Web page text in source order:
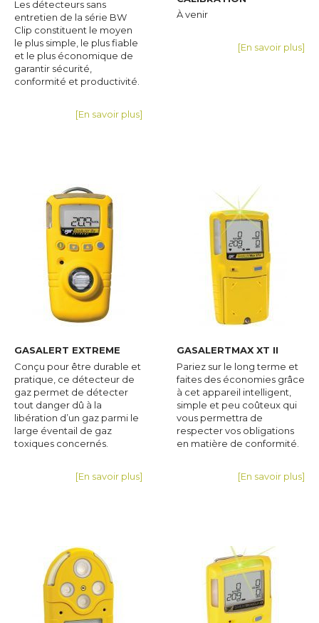
Les détecteurs sans
entretien de la série BW
Clip constituent le moyen
le plus simple, le plus fiable
et le plus économique de
garantir sécurité,
conformité et productivité.
[En savoir plus]
À venir
[En savoir plus]
GASALERT EXTREME
Conçu pour être durable et
pratique, ce détecteur de
gaz permet de détecter
tout danger dû à la
libération d’un gaz parmi le
large éventail de gaz
toxiques concernés.
[En savoir plus]
GASALERTMAX XT II
Pariez sur le long terme et
faites des économies grâce
à cet appareil intelligent,
simple et peu coûteux qui
vous permettra de
respecter vos obligations
en matière de conformité.
[En savoir plus]